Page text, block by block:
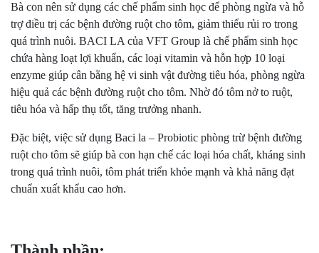
Bà con nên sử dụng các chế phẩm sinh học để phòng ngừa và hỗ
trợ điều trị các bệnh đường ruột cho tôm, giảm thiểu rủi ro trong
quá trình nuôi. BACI LA của VFT Group là chế phẩm sinh học
chứa hàng loạt lợi khuẩn, các loại vitamin và hỗn hợp 10 loại
enzyme giúp cân bằng hệ vi sinh vật đường tiêu hóa, phòng ngừa
hiệu quả các bệnh đường ruột cho tôm. Nhờ đó tôm nở to ruột,
tiêu hóa và hấp thụ tốt, tăng trưởng nhanh.
Đặc biệt, việc sử dụng Baci la – Probiotic phòng trừ bệnh đường
ruột cho tôm sẽ giúp bà con hạn chế các loại hóa chất, kháng sinh
trong quá trình nuôi, tôm phát triển khỏe mạnh và khả năng đạt
chuẩn xuất khẩu cao hơn.